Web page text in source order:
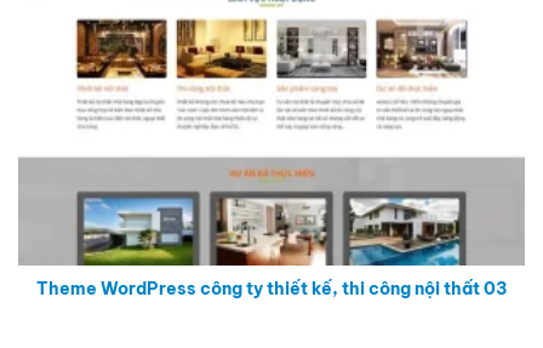
Theme WordPress công ty thiết kế, thi công nội thất 03